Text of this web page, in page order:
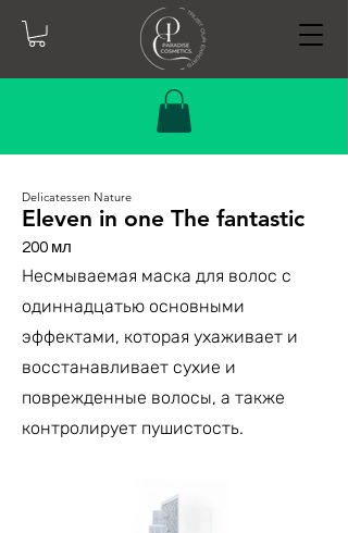
Delicatessen Nature
Eleven in one The fantastic
200 мл
Несмываемая маска для волос с
одиннадцатью основными
эффектами, которая ухаживает и
восстанавливает сухие и
поврежденные волосы, а также
контролирует пушистость.